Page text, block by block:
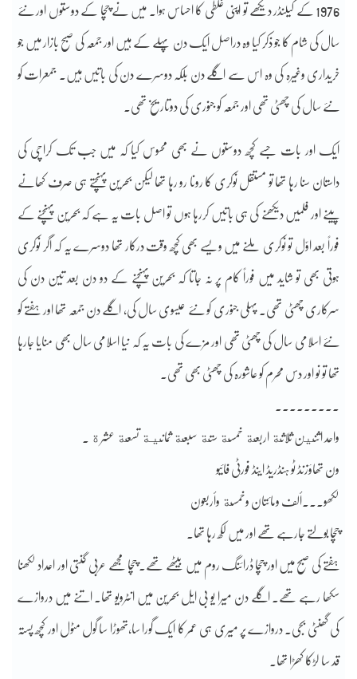
1976 کے کیلنڈر دیکھے تو اپنی غلطی کا احساس ہوا۔ میں نے چچا کے دوستوں اور نئے
سال کی شام کا جو ذکر کیا وہ دراصل ایک دن پہلے کے ہیں اور جمعہ کی صبح بازار میں جو
خریداری وغیرہ کی وہ اس سے اگلے دن بلکہ دوسرے دن کی باتیں ہیں۔ جمعرات کو
نئے سال کی چھٹی تھی اور جمعہ کو جنوری کی دوتاریخ تھی۔
ایک اور بات جسے کچھ دوستوں نے بھی محسوس کیا کہ میں جب تک کراچی کی
داستان سنا رہا تھا تو مستقل نوکری کا رونا رو رہا تھا لیکن بحرین پہنچتے ہی صرف کھانے
پینے اور فلمیں دیکھنے کی ہی باتیں کررہا ہوں تو اصل بات یہ ہے کہ بحرین پہنچنے کے
فوراً بعد اوّل تو نوکری ملنے میں ویسے بھی کچھ وقت درکار تھا دوسرے یہ کہ اگر نوکری
ہوتی بھی تو شاید میں فوراً کام پر نہ جاتا کہ بحرین پہنچنے کے دو دن بعد تین دن کی
سرکاری چھٹی تھی۔ پہلی جنوری کو نئے عیسوی سال کی، اگلے دن جمعہ تھا اور ہفتے کو
نئے اسلامی سال کی چھٹی تھی اور مزے کی بات یہ کہ نیا اسلامی سال بھی منایا جارہا
تھا تو نو اور دس محرم کو عاشورہ کی چھٹی بھی تھی۔
واحد اثنين ثلاثة اربعة خمسة ستة سبعة ثمانية تسعة عشرة ۔
ون تھاؤزنڈ ٹو ہنڈریڈ اینڈ فورٹی فائیو
لکھو۔۔۔ألف ومائتان وخمسة وأربعون
چچا بولتے جارہے تھے اور میں لکھ رہا تھا۔
ہفتے کی صبح میں اور چچا ڈرائنگ روم میں بیٹھے تھے۔ چچا مجھے عربی گنتی اور اعداد لکھنا
سکھا رہے تھے۔ اگلے دن میرا یو بی ایل بحرین میں انٹرویو تھا۔ اتنے میں دروازے
کی گھنٹی بجی۔ دروازے پر میری ہی عمر کا ایک گورا سا،تھوڑا سا گول مٹول اور کچھ پستہ
قد سا لڑکا کھڑا تھا۔